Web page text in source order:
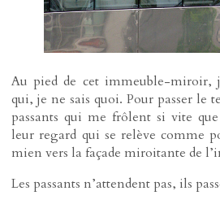
Au pied de cet immeuble-miroir,
qui, je ne sais quoi. Pour passer le
passants qui me frôlent si vite
leur regard qui se relève comme
mien vers la façade miroitante de
Les passants n’attendent pas, ils